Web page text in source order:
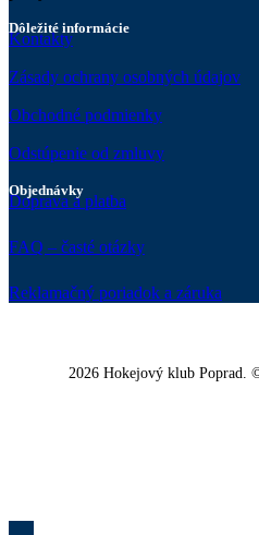
Dôležité informácie
Kontakty
Zásady ochrany osobných údajov
Obchodné podmienky
Odstúpenie od zmluvy
Objednávky
Doprava a platba
FAQ – časté otázky
Reklamačný poriadok a záruka
2026 Hokejový klub Poprad.